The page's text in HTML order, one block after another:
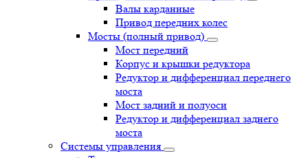
Валы карданные
Привод передних колес
Мосты (полный привод)
Мост передний
Корпус и крышки редуктора
Редуктор и дифференциал переднего
моста
Мост задний и полуоси
Редуктор и дифференциал заднего
моста
Системы управления